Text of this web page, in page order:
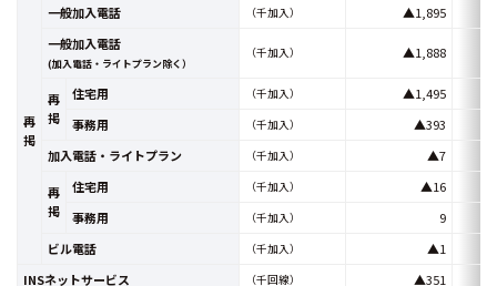
再
掲
一般加入電話 （千加入）
▲1,895
一般加入電話
(加入電話・ライトプラン除く）
（千加入） ▲1,888
再
掲
住宅用 （千加入）
▲1,495
事務用
（千加入）
▲393
加入電話・ライトプラン
（千加入） ▲7
再
掲
住宅用 （千加入）
▲16
事務用
（千加入）
9
ビル電話
（千加入）
▲1
INSネットサービス
（千回線） ▲351